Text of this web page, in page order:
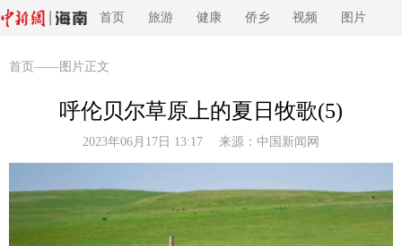
首页 旅游 健康 侨乡 视频 图片
首页 ——图片正文
呼伦贝尔草原上的夏日牧歌(5)
2023年06月17日 13:17 来源： 中国新闻网